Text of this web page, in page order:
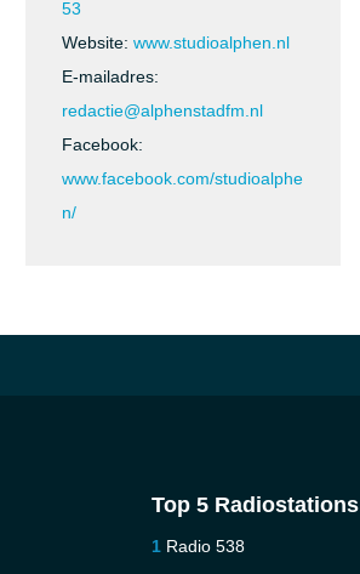
53
Website: www.studioalphen.nl
E-mailadres:
redactie@alphenstadfm.nl
Facebook:
www.facebook.com/studioalphe
n/
Top 5 Radiostations
Radio 538